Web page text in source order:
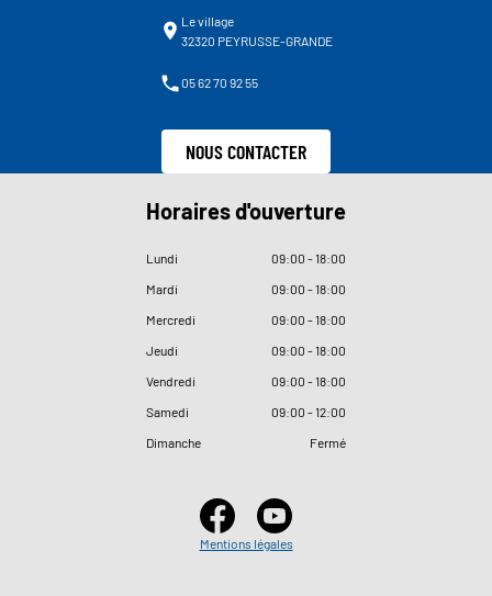
Le village
32320 PEYRUSSE-GRANDE
05 62 70 92 55
NOUS CONTACTER
Horaires d'ouverture
Lundi 09:00 - 18:00
Mardi
09:00 - 18:00
Mercredi
09:00 - 18:00
Jeudi
09:00 - 18:00
Vendredi
09:00 - 18:00
Samedi
09:00 - 12:00
Dimanche
Fermé
Mentions légales